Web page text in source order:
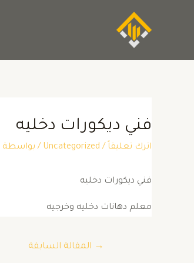
فني ديكورات دخليه
اترك تعليقاً /
Uncategorized / بواسطة
فني ديكورات دخليه
معلم دهانات دخليه وخرجيه
→ المقالة السابقة